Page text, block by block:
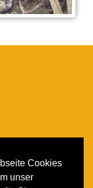
Cookies
unser